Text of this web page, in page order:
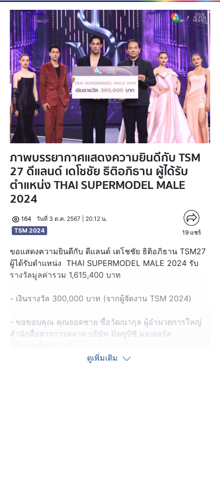
ภาพบรรยากาศแสดงความยินดีกับ TSM
27 ดีแลนด์ เดโชชัย ธิติอภิธาน ผู้ได้รับ
ตำแหน่ง THAI SUPERMODEL MALE
2024
164
วันที่ 3 ต.ค. 2567 | 20.12 น.
TSM 2024
19 แชร์
ขอแสดงความยินดีกับ ดีแลนด์ เดโชชัย ธิติอภิธาน TSM27
ผู้ได้รับตำแหน่ง THAI SUPERMODEL MALE 2024 รับ
รางวัลมูลค่ารวม 1,615,400 บาท
- เงินรางวัล 300,000 บาท (จากผู้จัดงาน TSM 2024)
- ขอขอบคุณ คุณยอดชาย ซื่อวัฒนากุล ผู้อำนวยการใหญ่
สำนักสื่อสารการตลาด บริษัท มิตซูบิชิ มอเตอร์ส
มอบรถยนต์ New Mitsubishi Xpander Cross HEV 1 คัน
ดูเพิ่มเติม